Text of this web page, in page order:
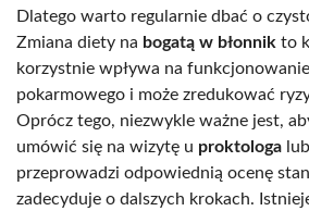
Dlatego warto regularnie dbać o
Zmiana diety na bogatą w błonnik to
korzystnie wpływa na
pokarmowego i może zredukować
Oprócz tego, niezwykle ważne jest,
umówić się na wizytę u proktologa lub
przeprowadzi odpowiednią ocenę
zadecyduje o dalszych krokach.